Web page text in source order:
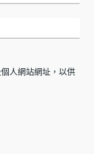
人網站網址，以供